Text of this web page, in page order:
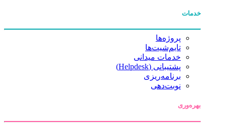
خدمات
پروژه‌ها
تایم‌شیت‌ها
خدمات میدانی
پشتیبانی (Helpdesk)
برنامه‌ریزی
نوبت‌دهی
بهره‌وری